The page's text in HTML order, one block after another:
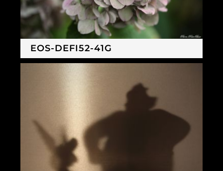
EOS-DEFI52-41G